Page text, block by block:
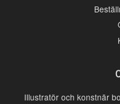
Illustratör och konstnär